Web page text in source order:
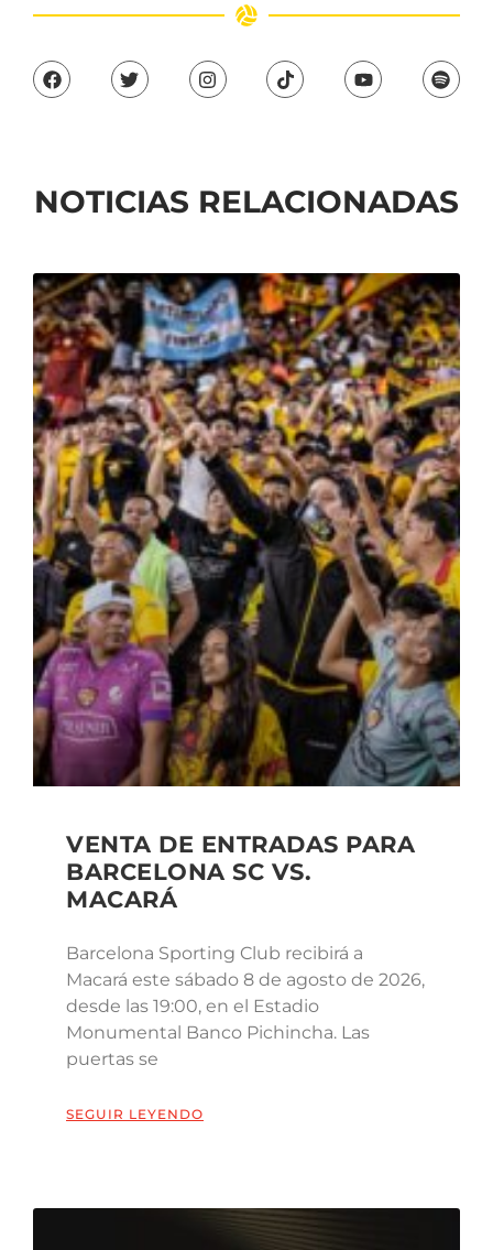
NOTICIAS RELACIONADAS
VENTA DE ENTRADAS PARA
BARCELONA SC VS.
MACARÁ
Barcelona Sporting Club recibirá a
Macará este sábado 8 de agosto de 2026,
desde las 19:00, en el Estadio
Monumental Banco Pichincha. Las
puertas se
SEGUIR LEYENDO